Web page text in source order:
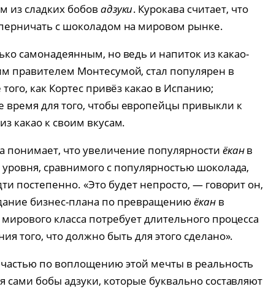
из сладких бобов адзуки. Курокава считает, что
с шоколадом на мировом рынке.
самонадеянным, но ведь и напиток из какао-
правителем Монтесумой, стал популярен в
как Кортес привёз какао в Испанию;
время для того, чтобы европейцы привыкли к
какао к своим вкусам.
понимает, что увеличение популярности ёканв
сравнимого с популярностью шоколада,
постепенно. «Это будет непросто, — говорит он,
бизнес-плана по превращениюёканв
класса потребует длительного процесса
того, что должно быть для этого сделано».
по воплощению этой мечты в реальность
сами бобы адзуки, которые буквально составляют